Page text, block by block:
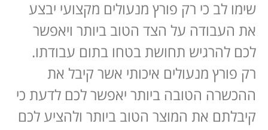
שימו לב כי רק פורץ מנעולים מקצועי יבצע
את העבודה על הצד הטוב ביותר ויאפשר
לכם להרגיש תחושת בטחו בתום עבודתו.
רק פורץ מנעולים איכותי אשר קיבל את
ההכשרה הטובה ביותר יאפשר לכם לדעת כי
קיבלתם את המוצר הטוב ביותר ולהציע לכם